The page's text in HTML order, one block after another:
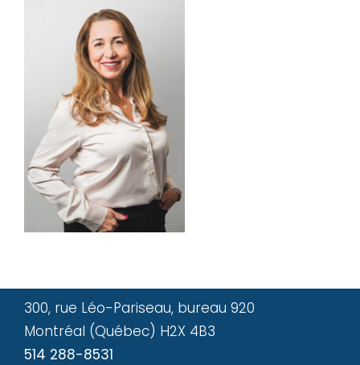
300, rue Léo-Pariseau, bureau 920
Montréal (Québec) H2X 4B3
514 288-8531